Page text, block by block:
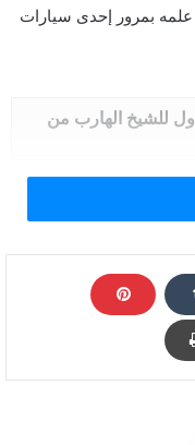
بمرور إحدى سيارات
للشيخ الهارب من